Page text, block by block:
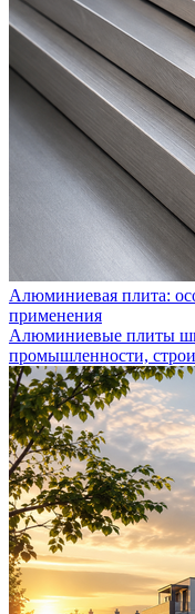
Алюминиевая плита:
применения
Алюминиевые плиты
промышленности,